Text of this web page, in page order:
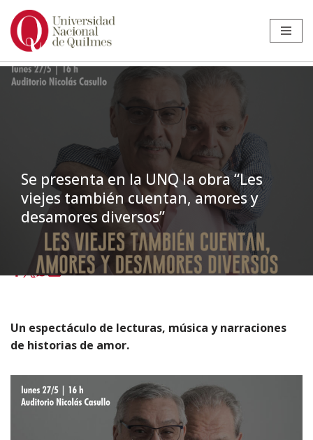
Ir
contenido
Se presenta en la UNQ la obra “Les
viejes también cuentan, amores y
desamores diversos”
Noticias » Extensión Se presenta en la UNQ la obra “Les
viejes también cuentan, amores y desamores diversos”
Un espectáculo de lecturas, música y narraciones
de historias de amor.